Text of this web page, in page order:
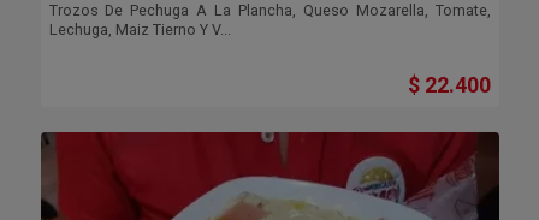
Trozos De Pechuga A La Plancha, Queso Mozarella, Tomate,
Lechuga, Maiz Tierno Y V...
$ 22.400